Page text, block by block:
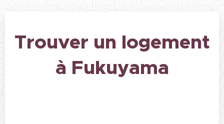
Trouver un logement
à Fukuyama